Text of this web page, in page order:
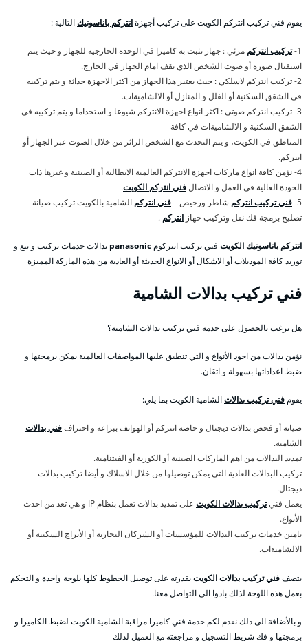
يقوم فني تركيب انتركم الكويت على تركيب أجهزةانتركم باناسونيك التالية :
1- تركيب انتركم مرئي : جهاز تثبت به كاميرا في الوحدة الخارجية للجهاز و حيث يتم
استقبال صورة أو صوت الشخص الذي يقف امام الجهاز في الخارج.
2- تركيب انتركم لاسلكي : حيث يعتبر هذا الجهاز من اكثر الاجهزة حداثة و يتم تركيبه
في الشقق السكنية أو الفلل و المنازل أو الالشاميةات.
3- تركيب انتركم صوتي : اكثر انواع اجهزة الانتركم شيوعا و استخداما و يتم تركيبه في
الشقق السكنية و الالشاميةات في كافة
المناطق في الكويت، و يتم التحدث مع الشخص الزائر من خلال الصوت عبر الجهاز أو
انتركم.
4- نؤمن كافة انواع ماركات اجهزة الانتركم العالمية الايطالية أو الصينية و غيرها ذات
الجودة العالية في العمل و الاتصالفني انتركم الكويت.
5- فني تركيب انتركم شاطر ورخيص –فني انتركم الشامية بالكويت تركيب صيانة
تصليح برمجة فك نقل وتركيب جهاز انتركم .
انتركم باناسونيك الكويت فني تركيب انتركوم panasonic بدالات خدمات تركيب و بيع و
توريد كافة الموديلات أو الاشكال أو الانواع الحديثة أو العادية من هذه الماركة المميزة
فني تركيب بدالات الشامية
هل ترغب بالحصول على خدمة فني تركيب بدالات الشامية؟
نؤمن بدالات من اجود الأنواع و التي تنطبق عليها المواصفات العالمية يمكن برمجتها و
ضبط اعداداتها بسهولة و اتقان.
يقوم فني تركيب بدالاتالشامية الكويت بما يلي:
صيانة أو فحص بدالات ديجتال و خاصة انتركم أو الهواتف ببراعة و احتراففني بدالات
الشامية.
تمديد البدالات من اهم الماركات الصينية أو الكورية أو الفيتنامية.
تركيب البدالات العادية التي يمكن توصيلها من خلال الاسلاك و أيضا تركيب بدالات
ديجتال.
يعمل فنيتركيب بدالات الكويت
على تمديد بدالات تعمل بنظام IP و هي تعد من احدث
الأنواع.
تامين خدمات تركيب البدالات للمؤسسات أو الشركان التجارية أو الأبراج السكنية أو
الالشاميةات.
يتصففني تركيب بدالات الكويتبقدرته على توصيل الخطوط كلها بلوحة واحدة و التحكم
بعمل هذه اللوحة لذلك بادوا الى التواصل معنا.
و بالأضافة الى ذلك نقدم لكم خدمة فني كاميرا مراقبة الشامية الكويت لضبط الكاميرا و
برمجتها و فك شريط التسجيل و مراجعته مع العميل لذلك